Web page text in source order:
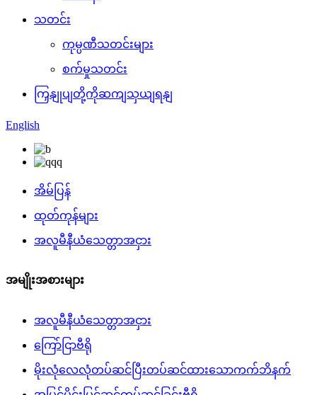
သတင်း
ကုမ္ပဏီသတင်းများ
စက်မှုသတင်း
ကြှနျုပျတို့ကိုဆကျသှယျရနျ
English
အိမ်ပြန်
ထုတ်ကုန်များ
အလူမီနီယံသေတ္တာအငှား
အမျိုးအစားများ
အလူမီနီယံသေတ္တာအငှား
ကြော်ငြာဗီရို
မိုးလုံလေလုံတပ်ဆင်ပြီးတပ်ဆင်ထားသောကက်ဘိနက်